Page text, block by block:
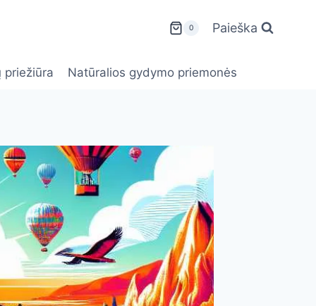
0 Paieška
priežiūra Natūralios gydymo priemonės